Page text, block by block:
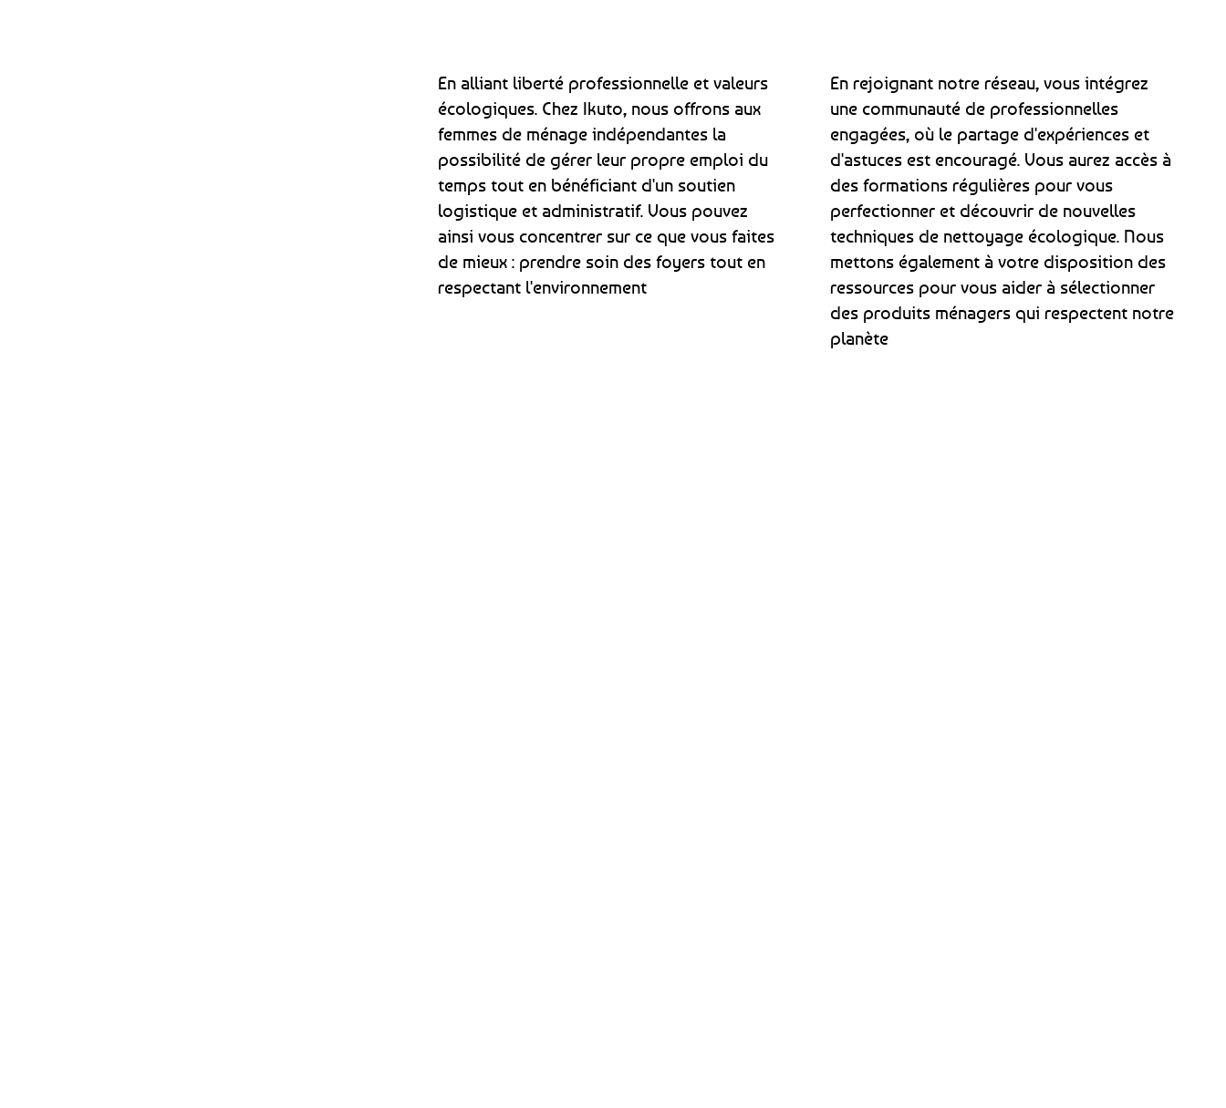
En alliant liberté professionnelle et valeurs
écologiques. Chez Ikuto, nous offrons aux
femmes de ménage indépendantes la
possibilité de gérer leur propre emploi du
temps tout en bénéficiant d'un soutien
logistique et administratif. Vous pouvez
ainsi vous concentrer sur ce que vous faites
de mieux : prendre soin des foyers tout en
respectant l'environnement
En rejoignant notre réseau, vous intégrez
une communauté de professionnelles
engagées, où le partage d'expériences et
d'astuces est encouragé. Vous aurez accès à
des formations régulières pour vous
perfectionner et découvrir de nouvelles
techniques de nettoyage écologique. Nous
mettons également à votre disposition des
ressources pour vous aider à sélectionner
des produits ménagers qui respectent notre
planète